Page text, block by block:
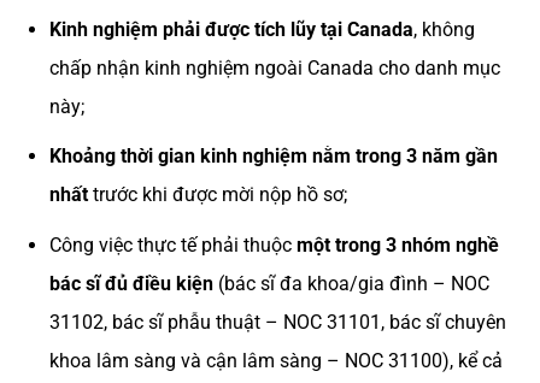
Kinh nghiệm phải được tích lũy tại Canada, không
chấp nhận kinh nghiệm ngoài Canada cho danh mục
này;
Khoảng thời gian kinh nghiệm nằm trong 3 năm gần
nhấttrước khi được mời nộp hồ sơ;
Công việc thực tế phải thuộc một trong 3 nhóm nghề
bác sĩ đủ điều kiện(bác sĩ đa khoa/gia đình – NOC
31102, bác sĩ phẫu thuật – NOC 31101, bác sĩ chuyên
khoa lâm sàng và cận lâm sàng – NOC 31100), kể cả